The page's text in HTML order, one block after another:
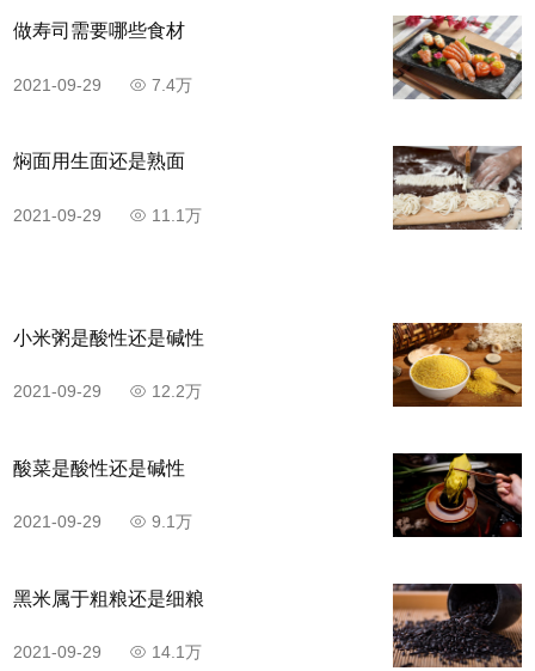
步骤6
滑散，捞出备用。
做寿司需要哪些食材
2021-09-29 7.4万
焖面用生面还是熟面
2021-09-29 11.1万
小米粥是酸性还是碱性
2021-09-29 12.2万
酸菜是酸性还是碱性
2021-09-29 9.1万
黑米属于粗粮还是细粮
2021-09-29 14.1万